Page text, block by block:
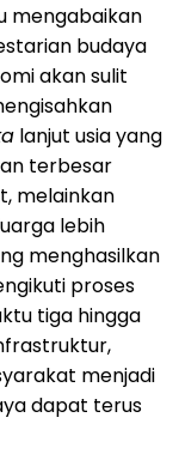
mengabaikan
budaya
akan sulit
lanjut usia yang
terbesar
melainkan
lebih
menghasilkan
proses
tiga hingga
menjadi
dapat terus